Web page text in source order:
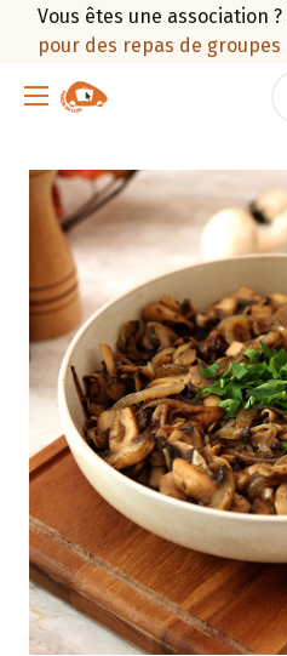
Vous êtes une association ?
pour des repas de groupes